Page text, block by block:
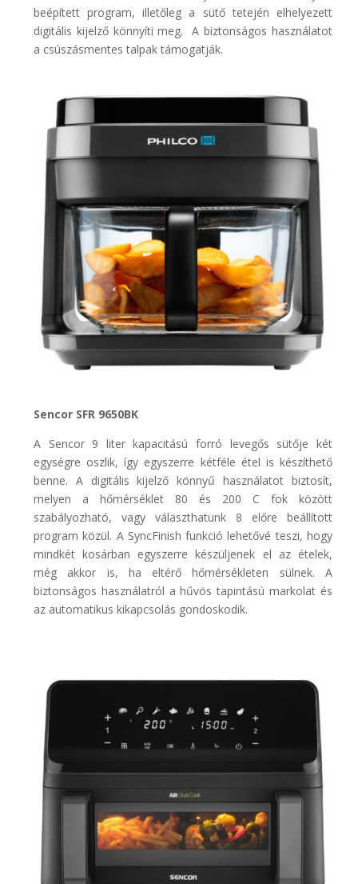
beépített program, illetőleg a sütő tetején elhelyezett
digitális kijelző könnyíti meg. A biztonságos használatot
a csúszásmentes talpak támogatják.
Sencor SFR 9650BK
A Sencor 9 liter kapacitású forró levegős sütője két
egységre oszlik, így egyszerre kétféle étel is készíthető
benne. A digitális kijelző könnyű használatot biztosít,
melyen a hőmérséklet 80 és 200 C fok között
szabályozható, vagy választhatunk 8 előre beállított
program közül. A SyncFinish funkció lehetővé teszi, hogy
mindkét kosárban egyszerre készüljenek el az ételek,
még akkor is, ha eltérő hőmérsékleten sülnek. A
biztonságos használatról a hűvös tapintású markolat és
az automatikus kikapcsolás gondoskodik.